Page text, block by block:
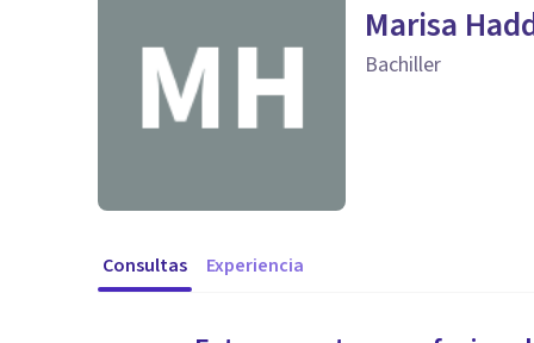
Marisa
Bachiller
Consultas Experiencia